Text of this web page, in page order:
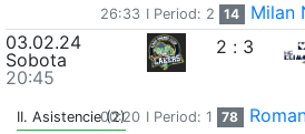
26:33 I Period: 2 14
Milan
03.02.24
Sobota
20:45
2 : 3
II. Asistencie (2)
00:20 I Period: 1 78